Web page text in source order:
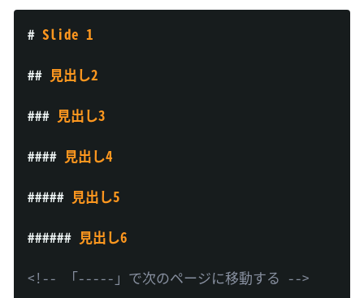
# Slide 1
## 見出し2
### 見出し3
#### 見出し4
##### 見出し5
###### 見出し6
<!-- 「-----」で次のページに移動する -->